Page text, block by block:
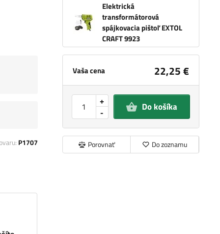
Elektrická
transformátorová
spájkovacia pištoľ EXTOL
CRAFT 9923
Vaša cena 22,25 €
-
+ Do košíka
Porovnať Do zoznamu
P1707